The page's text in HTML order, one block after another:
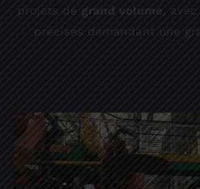
projets de grand volume,
précises demandant une